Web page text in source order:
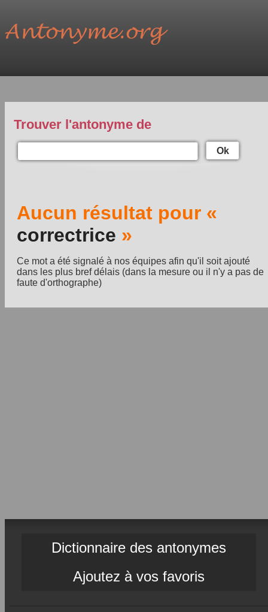
Trouver l'antonyme de
Ok
Aucun résultat pour «
correctrice »
Ce mot a été signalé à nos équipes afin qu'il soit ajouté
dans les plus bref délais (dans la mesure ou il n'y a pas de
faute d'orthographe)
Dictionnaire des antonymes
Ajoutez à vos favoris